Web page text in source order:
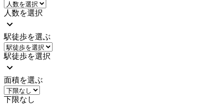
人数を選択
駅徒歩を選ぶ
駅徒歩を選択
面積を選ぶ
下限なし